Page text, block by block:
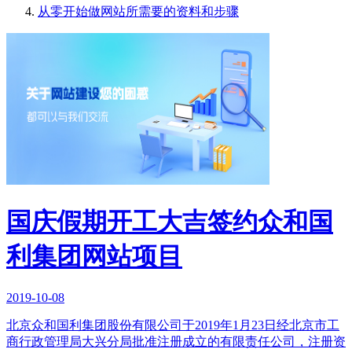
从零开始做网站所需要的资料和步骤
国庆假期开工大吉签约众和国
利集团网站项目
2019-10-08
北京众和国利集团股份有限公司于2019年1月23日经北京市工
商行政管理局大兴分局批准注册成立的有限责任公司，注册资